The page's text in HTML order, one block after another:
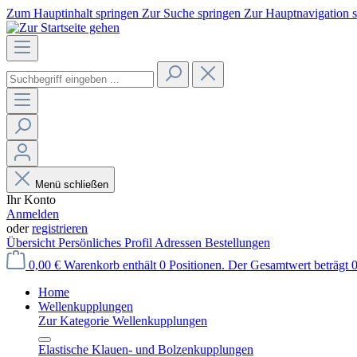
Zum Hauptinhalt springen Zur Suche springen Zur Hauptnavigation
Menü schließen
Ihr Konto
Anmelden
oderregistrieren
Übersicht Persönliches Profil Adressen Bestellungen
0,00 € Warenkorb enthält 0 Positionen. Der Gesamtwert beträgt
Home
Wellenkupplungen
Zur Kategorie Wellenkupplungen
Elastische Klauen- und Bolzenkupplungen